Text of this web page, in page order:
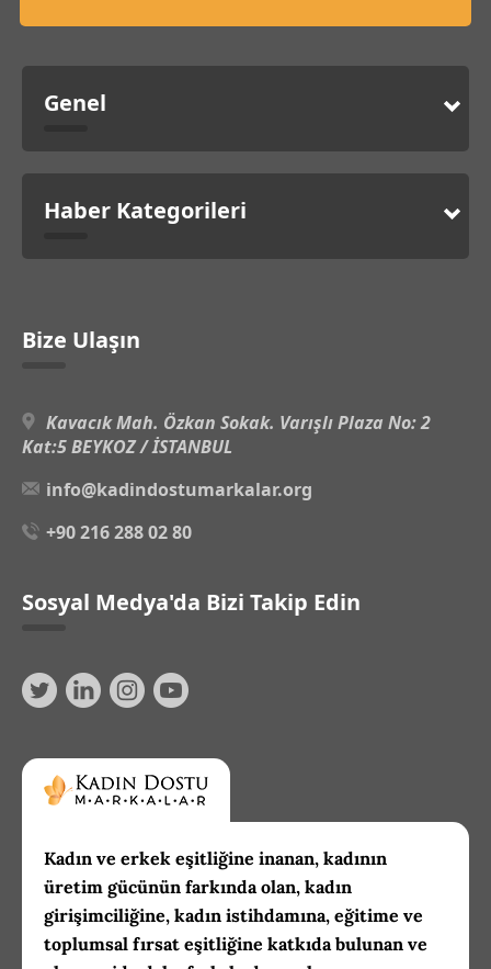
Genel
Haber Kategorileri
Bize Ulaşın
Kavacık Mah. Özkan Sokak. Varışlı Plaza No: 2
Kat:5 BEYKOZ / İSTANBUL
info@kadindostumarkalar.org
+90 216 288 02 80
Sosyal Medya'da Bizi Takip Edin
Kadın ve erkek eşitliğine inanan, kadının
üretim gücünün farkında olan, kadın
girişimciliğine, kadın istihdamına, eğitime ve
toplumsal fırsat eşitliğine katkıda bulunan ve